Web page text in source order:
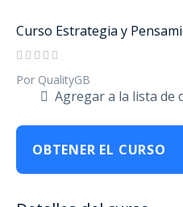
Curso Estrategia y
Por QualityGB
Agregar a la lista de
OBTENER EL CURSO